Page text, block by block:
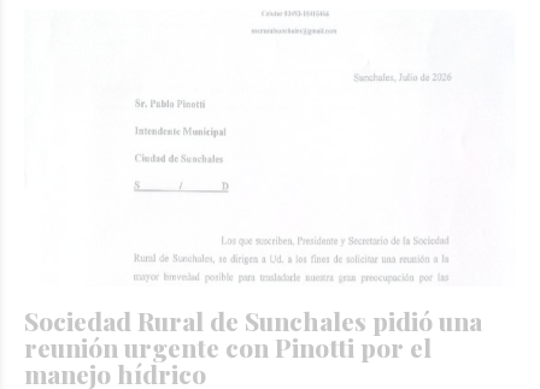
Sociedad Rural de Sunchales pidió una
reunión urgente con Pinotti por el
manejo hídrico